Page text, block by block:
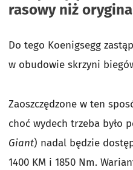
rasowy niż
Do tego Koenigsegg
w obudowie skrzyni
Zaoszczędzone w ten
choć wydech trzeba było
Giant) nadal będzie
1400 KM i 1850 Nm.